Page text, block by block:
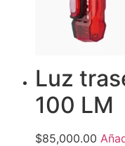
Luz
100 LM
$85,000.00